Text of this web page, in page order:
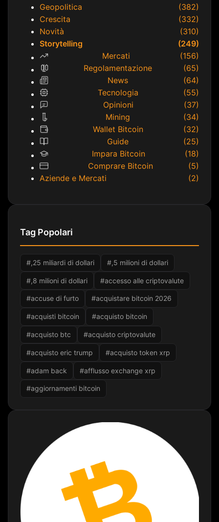
Geopolitica
(382)
Crescita
(332)
Novità
(310)
Storytelling
(249)
Mercati
(156)
Regolamentazione
(65)
News
(64)
Tecnologia
(55)
Opinioni
(37)
Mining
(34)
Wallet Bitcoin
(32)
Guide
(25)
Impara Bitcoin
(18)
Comprare Bitcoin
(5)
Aziende e Mercati
(2)
Tag Popolari
#,25 miliardi di dollari #,5 milioni di dollari
#,8 milioni di dollari #accesso alle criptovalute
#accuse di furto #acquistare bitcoin 2026
#acquisti bitcoin #acquisto bitcoin
#acquisto btc #acquisto criptovalute
#acquisto eric trump #acquisto token xrp
#adam back #afflusso exchange xrp
#aggiornamenti bitcoin